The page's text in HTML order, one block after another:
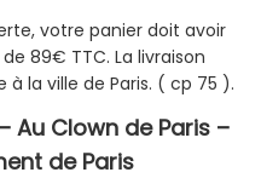
votre panier doit avoir
89€ TTC. La livraison
la ville de Paris. ( cp 75 ).
Au Clown de Paris –
de Paris